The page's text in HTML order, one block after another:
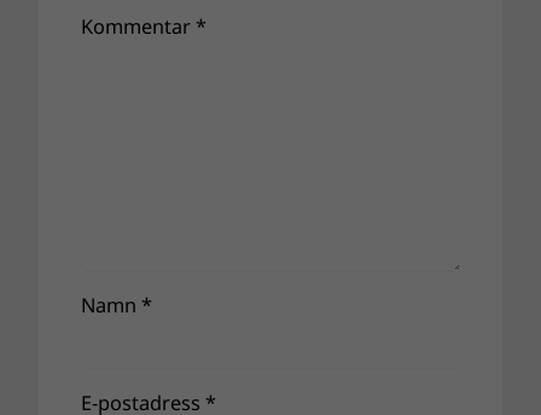
Kommentar *
Namn *
E-postadress *